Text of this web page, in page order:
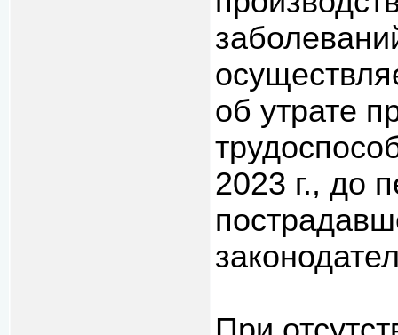
об утрате
2023 г., до